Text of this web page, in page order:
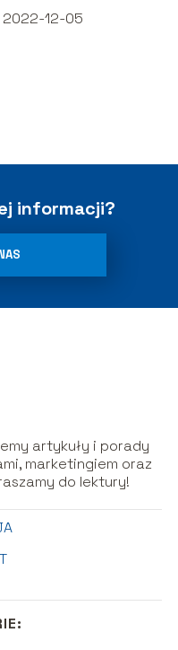
2022-12-05
informacji?
artykuły i porady
marketingiem oraz
do lektury!